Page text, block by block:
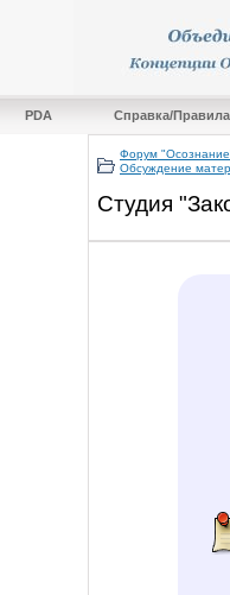
PDA Справка/Правила
Форум
Обсуждение
Студия